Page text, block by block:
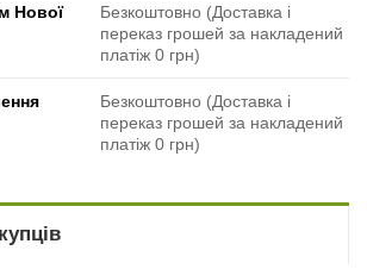
Нової
Безкоштовно (Доставка і
переказ грошей за накладений
платіж 0 грн)
Безкоштовно (Доставка і
переказ грошей за накладений
платіж 0 грн)